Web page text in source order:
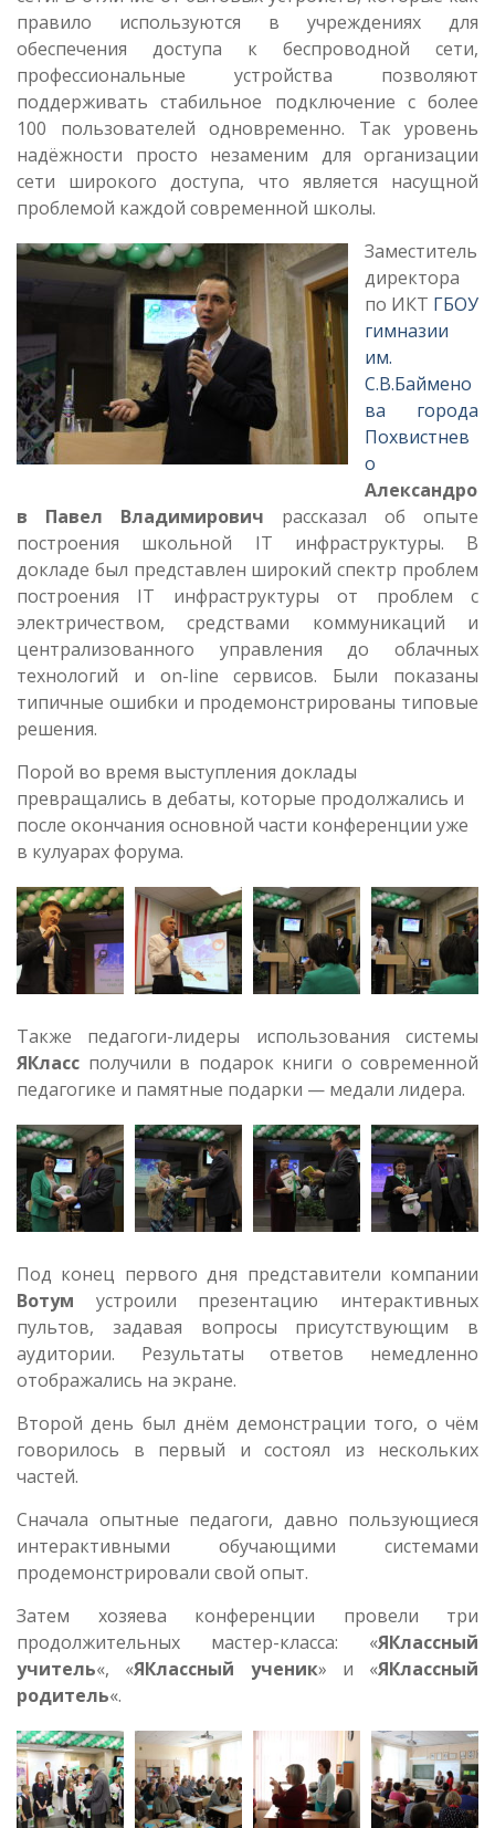
правило используются в учреждениях для
обеспечения доступа к беспроводной сети,
профессиональные устройства позволяют
поддерживать стабильное подключение с более
100 пользователей одновременно. Так уровень
надёжности просто незаменим для организации
сети широкого доступа, что является насущной
проблемой каждой современной школы.
Заместитель
директора
по ИКТ ГБОУ
гимназии
им.
С.В.Баймено
ва города
Похвистнев
о
Александро
в Павел Владимирович рассказал об опыте
построения школьной IT инфраструктуры. В
докладе был представлен широкий спектр проблем
построения IT инфраструктуры от проблем с
электричеством, средствами коммуникаций и
централизованного управления до облачных
технологий и on-line сервисов. Были показаны
типичные ошибки и продемонстрированы типовые
решения.
Порой во время выступления доклады
превращались в дебаты, которые продолжались и
после окончания основной части конференции уже
в кулуарах форума.
Также педагоги-лидеры использования системы
ЯКласс получили в подарок книги о современной
педагогике и памятные подарки — медали лидера.
Под конец первого дня представители компании
Вотум устроили презентацию интерактивных
пультов, задавая вопросы присутствующим в
аудитории. Результаты ответов немедленно
отображались на экране.
Второй день был днём демонстрации того, о чём
говорилось в первый и состоял из нескольких
частей.
Сначала опытные педагоги, давно пользующиеся
интерактивными обучающими системами
продемонстрировали свой опыт.
Затем хозяева конференции провели три
продолжительных мастер-класса: «ЯКлассный
учитель«, «ЯКлассный ученик» и «ЯКлассный
родитель«.